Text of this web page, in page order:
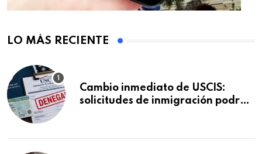
LO MÁS RECIENTE
Cambio inmediato de USCIS:
solicitudes de inmigración podrán